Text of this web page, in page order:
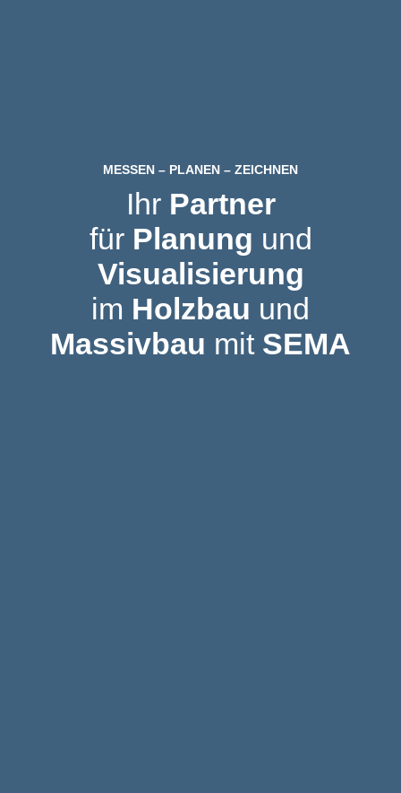
MESSEN – PLANEN – ZEICHNEN
Ihr Partner
für Planung und
Visualisierung
im Holzbau und
Massivbau mit SEMA